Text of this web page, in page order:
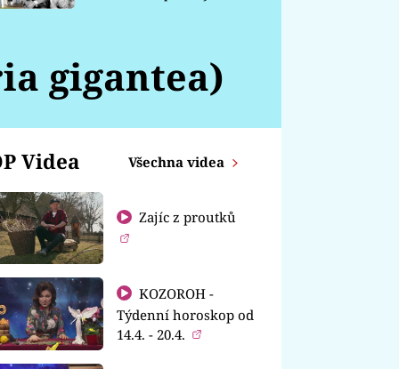
gigantea)
Videa Všechna videa
Zajíc z proutků
KOZOROH -
Týdenní horoskop od
14.4. - 20.4.